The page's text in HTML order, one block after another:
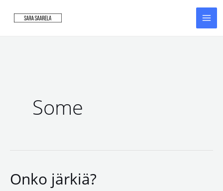
sisältöön
Some
Onko järkiä?
Onko